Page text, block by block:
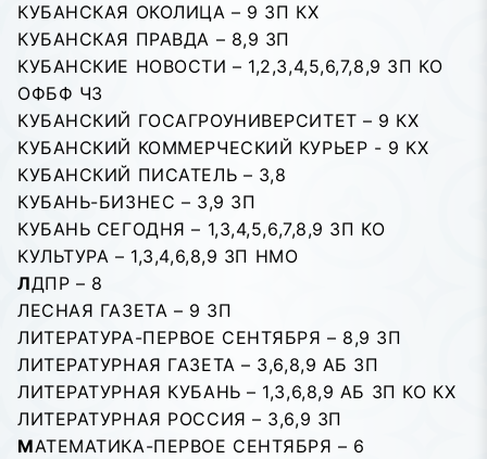
КУБАНСКАЯ ОКОЛИЦА – 9 ЗП КХ
КУБАНСКАЯ ПРАВДА – 8,9 ЗП
КУБАНСКИЕ НОВОСТИ – 1,2,3,4,5,6,7,8,9 ЗП КО
ОФБФ ЧЗ
КУБАНСКИЙ ГОСАГРОУНИВЕРСИТЕТ – 9 КХ
КУБАНСКИЙ КОММЕРЧЕСКИЙ КУРЬЕР - 9 КХ
КУБАНСКИЙ ПИСАТЕЛЬ – 3,8
КУБАНЬ-БИЗНЕС – 3,9 ЗП
КУБАНЬ СЕГОДНЯ – 1,3,4,5,6,7,8,9 ЗП КО
КУЛЬТУРА – 1,3,4,6,8,9 ЗП НМО
ЛДПР – 8
ЛЕСНАЯ ГАЗЕТА – 9 ЗП
ЛИТЕРАТУРА-ПЕРВОЕ СЕНТЯБРЯ – 8,9 ЗП
ЛИТЕРАТУРНАЯ ГАЗЕТА – 3,6,8,9 АБ ЗП
ЛИТЕРАТУРНАЯ КУБАНЬ – 1,3,6,8,9 АБ ЗП КО КХ
ЛИТЕРАТУРНАЯ РОССИЯ – 3,6,9 ЗП
МАТЕМАТИКА-ПЕРВОЕ СЕНТЯБРЯ – 6